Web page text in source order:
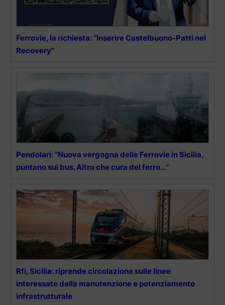
Ferrovie, la richiesta: “Inserire Castelbuono-Patti nel
Recovery”
Pendolari: “Nuova vergogna delle Ferrovie in Sicilia,
puntano sui bus. Altro che cura del ferro…”
Rfi, Sicilia: riprende circolazione sulle linee
interessate dalla manutenzione e potenziamento
infrastrutturale